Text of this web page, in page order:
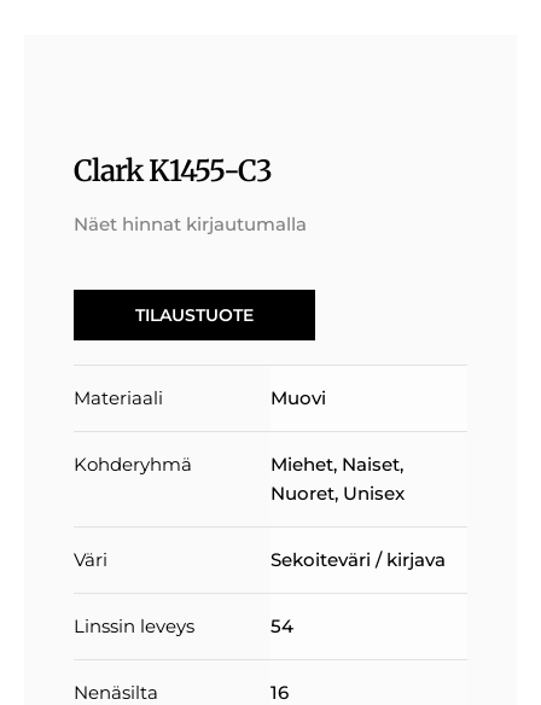
Clark K1455-C3
Näet hinnat kirjautumalla
TILAUSTUOTE
Materiaali Muovi
Kohderyhmä Miehet, Naiset,
Nuoret, Unisex
Väri Sekoiteväri / kirjava
Linssin leveys 54
Nenäsilta 16